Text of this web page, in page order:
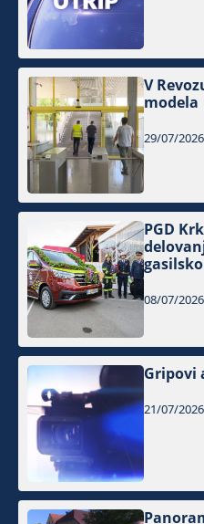
V
modela
29/07/2026
PGD
08/07/2026
Gripovi
21/07/2026